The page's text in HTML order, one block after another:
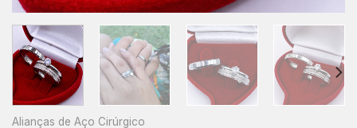
Alianças de Aço Cirúrgico